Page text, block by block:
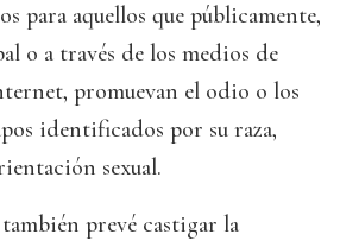
para aquellos que públicamente,
o a través de los medios de
promuevan el odio o los
identificados por su raza,
sexual.
prevé castigar la